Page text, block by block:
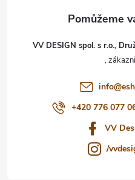
VV DESIGN spol. s r.o.,
info@
+420 776 077
VV
/